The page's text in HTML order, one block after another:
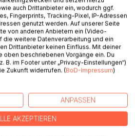
durch die Hauptstadt, erotisch,
Leidenschaft.
nach Berlin und meldet sich auf
um neue Bekanntschaften zu
kurioser Erfahrungen mit den
kultiviert und scharfsinnig
Schon bei ihrem
dass ihn eine Aura aus Dominanz
kann sie ihm nicht
auch Drittanbieter ein, wodurch ggf.
Fingerprints, Tracking-Pixel, IP-Adressen
genutzt werden. Auf unserer Seite
von anderen Anbietern ein (Video-
die weitere Datenverarbeitung und ein
Drittanbieter keinen Einfluss. Mit deiner
oben beschriebenen Vorgänge ein. Du
B. im Footer unter „Privacy-Einstellungen“)
Zukunft widerrufen. (BoD-Impressum)
ANPASSEN
AKZEPTIEREN